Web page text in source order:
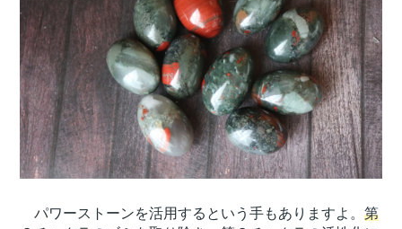
パワーストーンを活用するという手もありますよ。第